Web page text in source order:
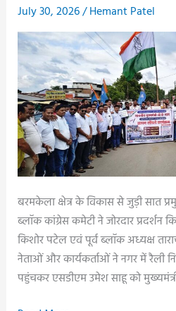
शर्मा
का
जनप्रतिनिधियों
ने
किया
स्वागत..
July 30, 2026/Hemant Patel
बरमकेला क्षेत्र के विकास से जुड़ी सात
ब्लॉक कांग्रेस कमेटी ने जोरदार प्रदर्शन
किशोर पटेल एवं पूर्व ब्लॉक अध्यक्ष
नेताओं और कार्यकर्ताओं ने नगर में रैली
पहुंचकर एसडीएम उमेश साहू को